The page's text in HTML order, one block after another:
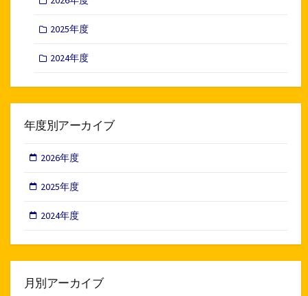
2025年度
2024年度
年度別アーカイブ
2026年度
2025年度
2024年度
月別アーカイブ